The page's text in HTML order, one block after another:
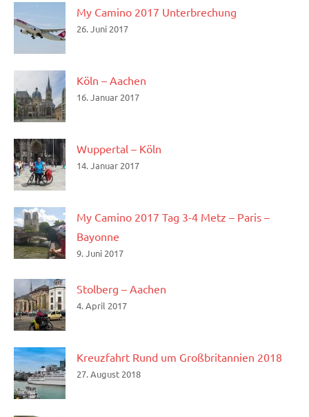
My Camino 2017 Unterbrechung
26. Juni 2017
Köln – Aachen
16. Januar 2017
Wuppertal – Köln
14. Januar 2017
My Camino 2017 Tag 3-4 Metz – Paris –
Bayonne
9. Juni 2017
Stolberg – Aachen
4. April 2017
Kreuzfahrt Rund um Großbritannien 2018
27. August 2018